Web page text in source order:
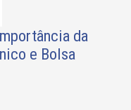
da
e Bolsa